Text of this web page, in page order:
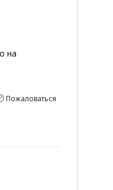
на
Пожаловаться